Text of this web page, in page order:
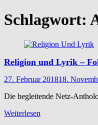
Schlagwort:
Religion und Lyrik –
27. Februar 201818.
Die begleitende Netz-
Weiterlesen